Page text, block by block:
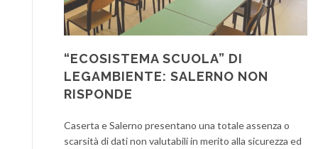
“ECOSISTEMA SCUOLA” DI
LEGAMBIENTE: SALERNO NON
RISPONDE
Caserta e Salerno presentano una totale assenza o
scarsità di dati non valutabili in merito alla sicurezza ed